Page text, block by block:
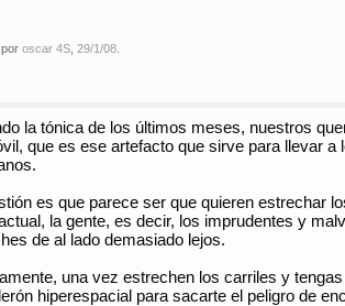
poroscar 4S ,29/1/08
la tónica de los últimos meses, nuestros
que es ese artefacto que sirve para llevar
es que parece ser que quieren estrechar
la gente, es decir, los imprudentes y
de al lado demasiado lejos.
una vez estrechen los carriles y
hiperespacial para sacarte el peligro de